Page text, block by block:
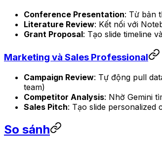
Conference Presentation: Từ bản
Literature Review: Kết nối với
Grant Proposal: Tạo slide timeline
Marketing và Sales Professional
Campaign Review: Tự động pull
team)
Competitor Analysis: Nhờ Gemini
Sales Pitch: Tạo slide personalized
So sánh